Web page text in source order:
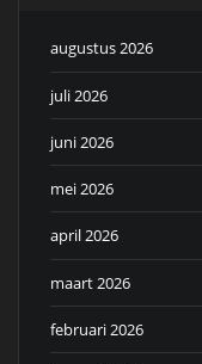
augustus 2026
juli 2026
juni 2026
mei 2026
april 2026
maart 2026
februari 2026